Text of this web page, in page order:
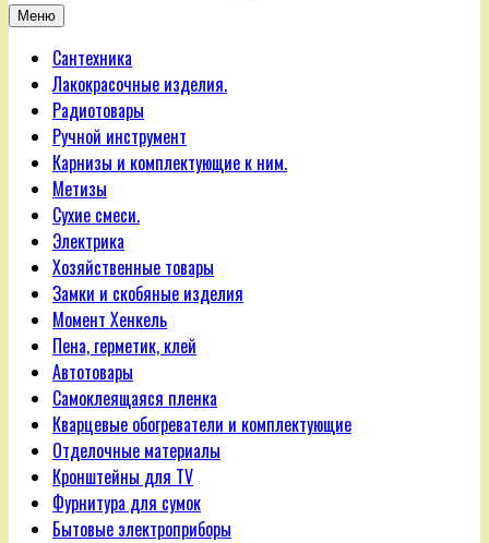
Меню
Сантехника
Лакокрасочные изделия.
Радиотовары
Ручной инструмент
Карнизы и комплектующие к ним.
Метизы
Сухие смеси.
Электрика
Хозяйственные товары
Замки и скобяные изделия
Момент Хенкель
Пена, герметик, клей
Автотовары
Самоклеящаяся пленка
Кварцевые обогреватели и комплектующие
Отделочные материалы
Кронштейны для TV
Фурнитура для сумок
Бытовые электроприборы